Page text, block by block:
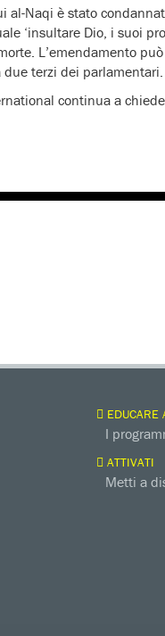
al-Naqi è stato
‘insultare Dio, i suoi
L’emendamento
due terzi dei parlamentari.
continua a
EDUCARE
I
ATTIVATI
Metti a